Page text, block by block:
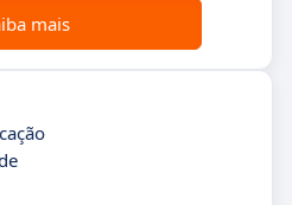
mais